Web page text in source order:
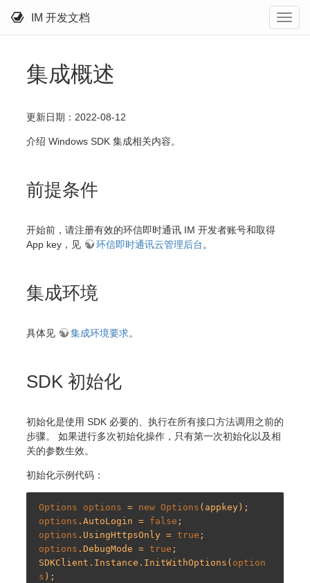
IM 开发文档
集成概述
更新日期：2022-08-12
介绍 Windows SDK 集成相关内容。
前提条件
开始前，请注册有效的环信即时通讯 IM 开发者账号和取得
App key，见
环信即时通讯云管理后台。
集成环境
具体见 集成环境要求。
SDK 初始化
初始化是使用 SDK 必要的、执行在所有接口方法调用之前的
步骤。 如果进行多次初始化操作，只有第一次初始化以及相
关的参数生效。
初始化示例代码：
Options options = new Options
options .AutoLogin = false
options .UsingHttpsOnly = true
options .DebugMode = true ;
SDKClient.Instance.InitWithOptions( option
s